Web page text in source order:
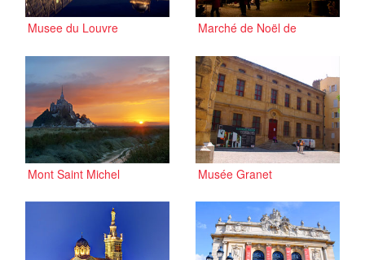
Musee du Louvre
Marché de Noël de
Mont Saint Michel Musée Granet